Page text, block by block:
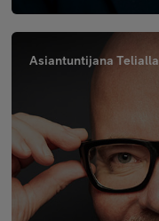
Asiantuntijana Telialla